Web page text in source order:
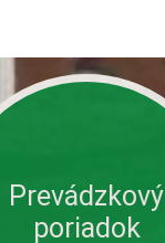
Prevádzkový
poriadok